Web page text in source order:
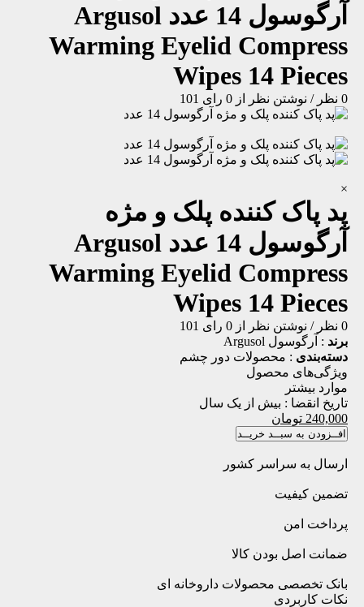
آرگوسول 14 عدد
Argusol
Warming Eyelid Compress
Wipes 14 Pieces
0 نظر / نوشتن نظر از 0 رای 101
×
پد پاک کننده پلک و مژه
آرگوسول 14 عدد
Argusol
Warming Eyelid Compress
Wipes 14 Pieces
0 نظر / نوشتن نظر از 0 رای
101
برند : آرگوسول Argusol
دسته‌بندی : محصولات دور چشم
ویژگی‌های محصول
موارد بیشتر
تاریخ انقضا : بیش از یک سال
240,000 تومان
افــزودن به سبــد خریــد
ارسال به سراسر کشور
تضمین کیفیت
پرداخت امن
ضمانت اصل بودن کالا
بانک تخصصی محصولات داروخانه ای
نکات کاربردی